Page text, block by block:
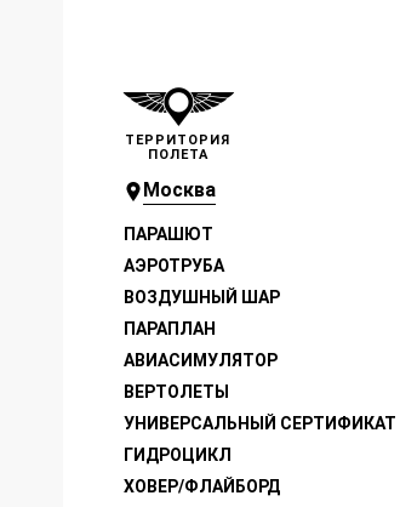
Москва
ПАРАШЮТ
АЭРОТРУБА
ВОЗДУШНЫЙ ШАР
ПАРАПЛАН
АВИАСИМУЛЯТОР
ВЕРТОЛЕТЫ
УНИВЕРСАЛЬНЫЙ СЕРТИФИКАТ
ГИДРОЦИКЛ
ХОВЕР/ФЛАЙБОРД
ТЕРРИТОРИЯ
ПОЛЕТА